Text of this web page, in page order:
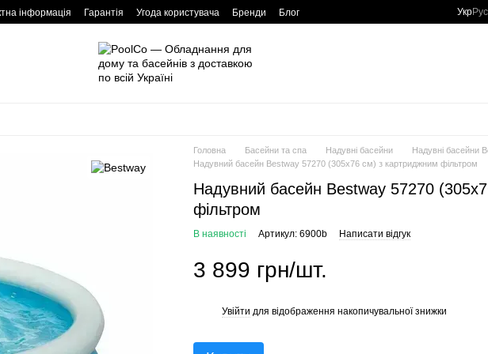
інформація Гарантія Угода користувача Бренди Блог УкрРус
Головна Басейни та спа Надувні басейни
Надувні басейни
Надувний басейн Bestway 57270 (305х76 см) з картриджним фільтром
Надувний басейн Bestway 57270
фільтром
В наявності Артикул: 6900b Написати відгук
3 899 грн/шт.
Увійти для відображення накопичувальної знижки